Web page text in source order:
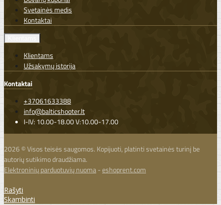
Svetainės medis
Kontaktai
Klientams
Užsakymų istorija
Kontaktai
+37061633388
info@balticshooter.lt
I-IV: 10.00-18.00 V:10.00-17.00
2026 © Visos teisės saugomos. Kopijuoti, platinti svetainės turinį be
autorių sutikimo draudžiama.
Elektroninių parduotuvių nuoma-eshoprent.com
Rašyti
Skambinti